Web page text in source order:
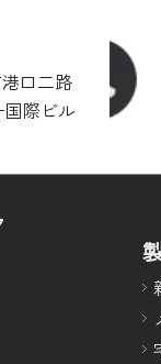
口二路
国際ビル